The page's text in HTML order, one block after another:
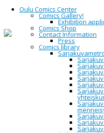
Oulu Comics Center
Comics Gallery!
Exhibition
Comics Shop
Contact Information
Press
Comics library
HomeYleinenTurun
toimipisteen avajaiset
Turun
Oulun
avajaiset